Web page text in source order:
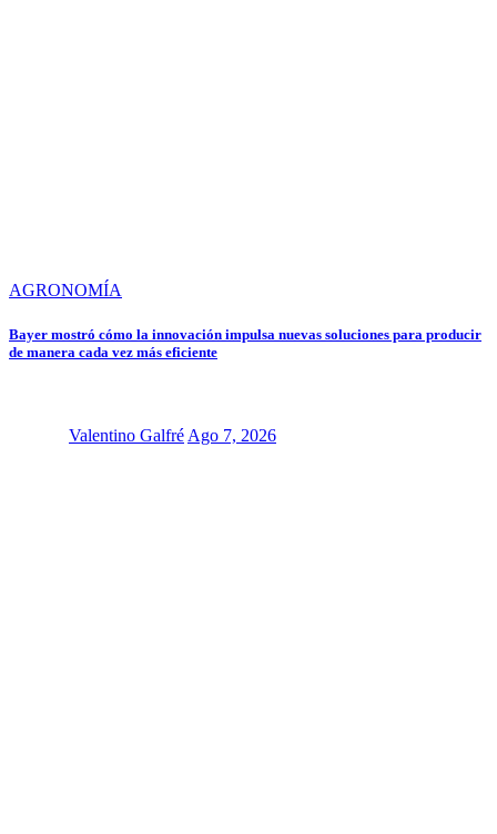
AGRONOMÍA
Bayer mostró cómo la innovación impulsa nuevas soluciones para producir
de manera cada vez más eficiente
Valentino Galfré Ago 7, 2026